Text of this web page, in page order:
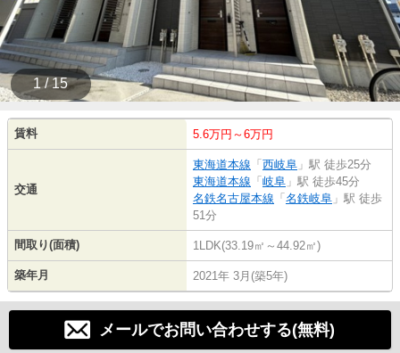
1 / 15
賃料 5.6万円～6万円
交通
東海道本線 「 西岐阜 」駅 徒歩25分
東海道本線 「 岐阜 」駅 徒歩45分
名鉄名古屋本線 「 名鉄岐阜 」駅 徒歩
51分
間取り(面積) 1LDK(33.19㎡～44.92㎡)
築年月 2021年 3月(築5年)
メールでお問い合わせする(無料)